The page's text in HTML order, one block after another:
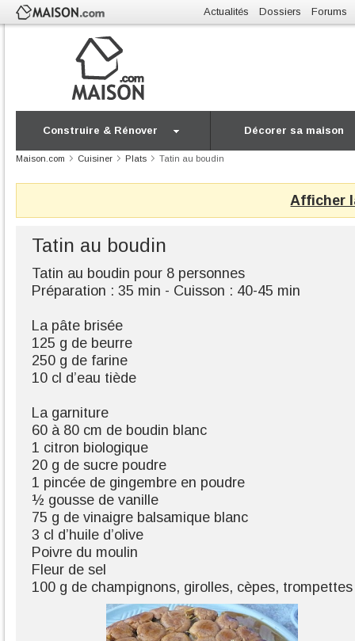
Actualités Dossiers Forums
Construire & Rénover Décorer sa maison
Maison.com Cuisiner Plats Tatin au boudin
Afficher
Tatin au boudin
Tatin au boudin pour 8 personnes
Préparation : 35 min - Cuisson : 40-45 min
La pâte brisée
125 g de beurre
250 g de farine
10 cl d’eau tiède
La garniture
60 à 80 cm de boudin blanc
1 citron biologique
20 g de sucre poudre
1 pincée de gingembre en poudre
½ gousse de vanille
75 g de vinaigre balsamique blanc
3 cl d’huile d’olive
Poivre du moulin
Fleur de sel
100 g de champignons, girolles, cèpes,